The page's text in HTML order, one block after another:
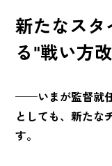
新たなスタ
る"戦い方
──いまが監督就
としても、新たな
す。